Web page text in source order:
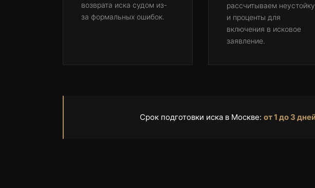
возврата иска судом из-
за формальных ошибок.
рассчитываем неустойку
и проценты для
включения в исковое
заявление.
Срок подготовки иска в Москве: от 1 до 3